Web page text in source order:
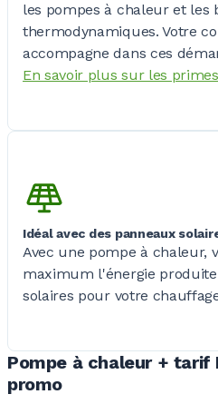
les pompes à chaleur et les
thermodynamiques. Votre
accompagne dans ces
En savoir plus sur les primes
Idéal avec des panneaux
Avec une pompe à chaleur,
maximum l'énergie
solaires pour votre
Pompe à chaleur + tarif
promo